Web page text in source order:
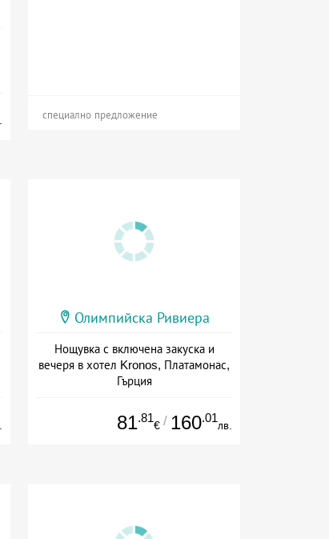
специално предложение
Олимпийска Ривиера
Нощувка с включена закуска и
вечеря в хотел Kronos, Платамонас,
Гърция
81.81
€ / 160.01
лв.